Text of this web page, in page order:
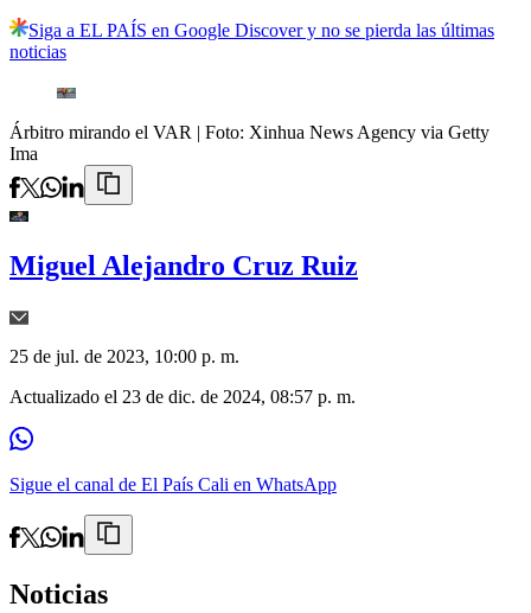
Siga a EL PAÍS en Google Discover y no se pierda las últimas
noticias
Árbitro mirando el VAR | Foto: Xinhua News Agency via Getty
Ima
Miguel Alejandro Cruz Ruiz
25 de jul. de 2023, 10:00 p. m.
Actualizado el 23 de dic. de 2024, 08:57 p. m.
Sigue el canal de El País Cali en WhatsApp
Noticias